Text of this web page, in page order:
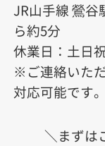
JR山手線 鶯谷
ら約5分
休業日：土日
※ご連絡いた
対応可能です
＼まずは